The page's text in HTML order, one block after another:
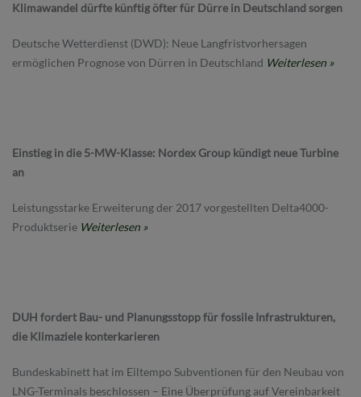
Klimawandel dürfte künftig öfter für Dürre in Deutschland sorgen
Deutsche Wetterdienst (DWD): Neue Langfristvorhersagen
ermöglichen Prognose von Dürren in Deutschland Weiterlesen »
Einstieg in die 5-MW-Klasse: Nordex Group kündigt neue Turbine
an
Leistungsstarke Erweiterung der 2017 vorgestellten Delta4000-
Produktserie Weiterlesen »
DUH fordert Bau- und Planungsstopp für fossile Infrastrukturen,
die Klimaziele konterkarieren
Bundeskabinett hat im Eiltempo Subventionen für den Neubau von
LNG-Terminals beschlossen – Eine Überprüfung auf Vereinbarkeit